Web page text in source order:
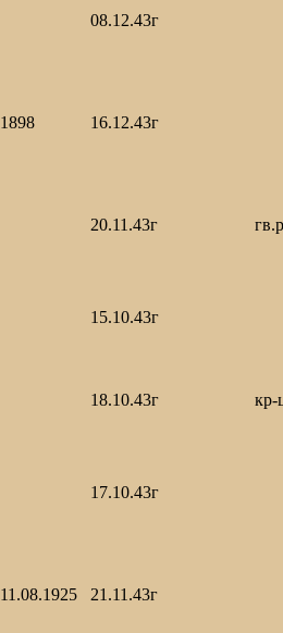
08.12.43г
1898 16.12.43г
20.11.43г
15.10.43г
18.10.43г кр-
17.10.43г
11.08.1925 21.11.43г